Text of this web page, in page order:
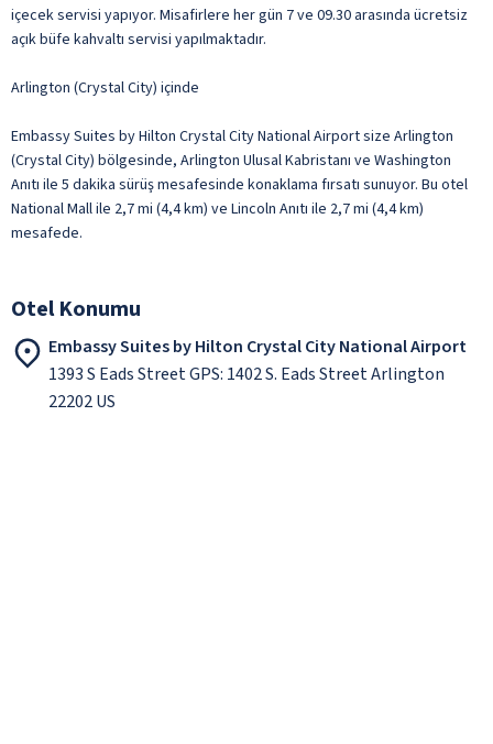
içecek servisi yapıyor. Misafirlere her gün 7 ve 09.30 arasında ücretsiz
açık büfe kahvaltı servisi yapılmaktadır.
Arlington (Crystal City) içinde
Embassy Suites by Hilton Crystal City National Airport size Arlington
(Crystal City) bölgesinde, Arlington Ulusal Kabristanı ve Washington
Anıtı ile 5 dakika sürüş mesafesinde konaklama fırsatı sunuyor. Bu otel
National Mall ile 2,7 mi (4,4 km) ve Lincoln Anıtı ile 2,7 mi (4,4 km)
mesafede.
Otel Konumu
Embassy Suites by Hilton Crystal City National Airport
1393 S Eads Street GPS: 1402 S. Eads Street Arlington
22202 US